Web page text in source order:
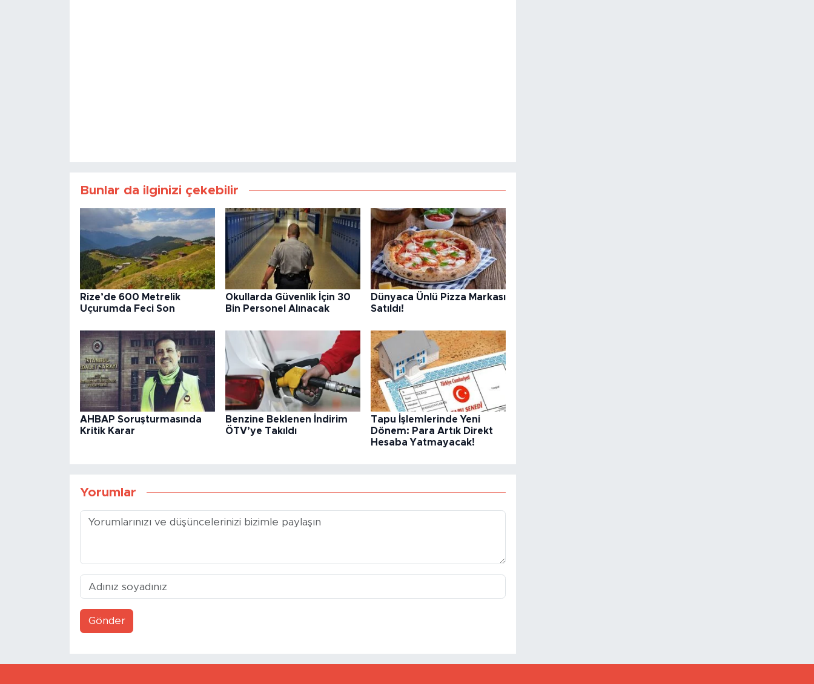
Bunlar da ilginizi çekebilir
Rize’de 600 Metrelik
Uçurumda Feci Son
Okullarda Güvenlik İçin 30
Bin Personel Alınacak
Dünyaca Ünlü Pizza Markası
Satıldı!
AHBAP Soruşturmasında
Kritik Karar
Benzine Beklenen İndirim
ÖTV’ye Takıldı
Tapu İşlemlerinde Yeni
Dönem: Para Artık Direkt
Hesaba Yatmayacak!
Yorumlar
Gönder